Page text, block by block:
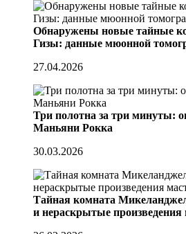
Обнаружены новые тайные
Гизы: данные мюонной
27.04.2026
Три полотна за три минуты:
Маньяни Рокка
30.03.2026
Тайная комната
и нераскрытые произведения